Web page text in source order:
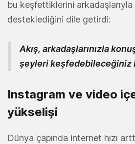
bu keşfettiklerini arkadaşlarıyla
desteklediğini dile getirdi:
Akış, arkadaşlarınızla
şeyleri keşfedebileceğiniz
Instagram ve video
yükselişi
Dünya çapında internet hızı